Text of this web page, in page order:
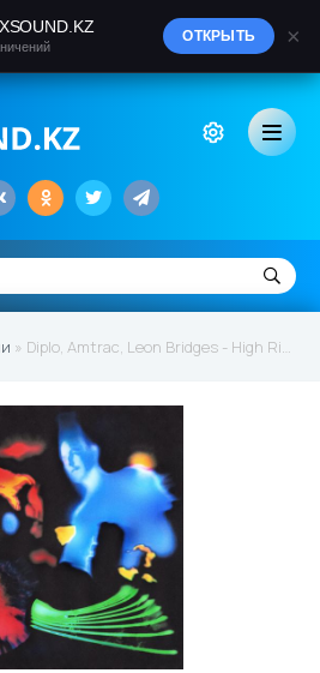
» Diplo, Amtrac, Leon Bridges - High Rise (feat. Amtrac & Leon Bridges) (2022)
ОТКРЫТЬ ×